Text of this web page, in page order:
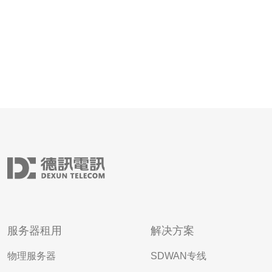
服务器租用
物理服务器
解决方案
SDWAN专线